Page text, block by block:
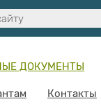
ДОКУМЕНТЫ
Контакты